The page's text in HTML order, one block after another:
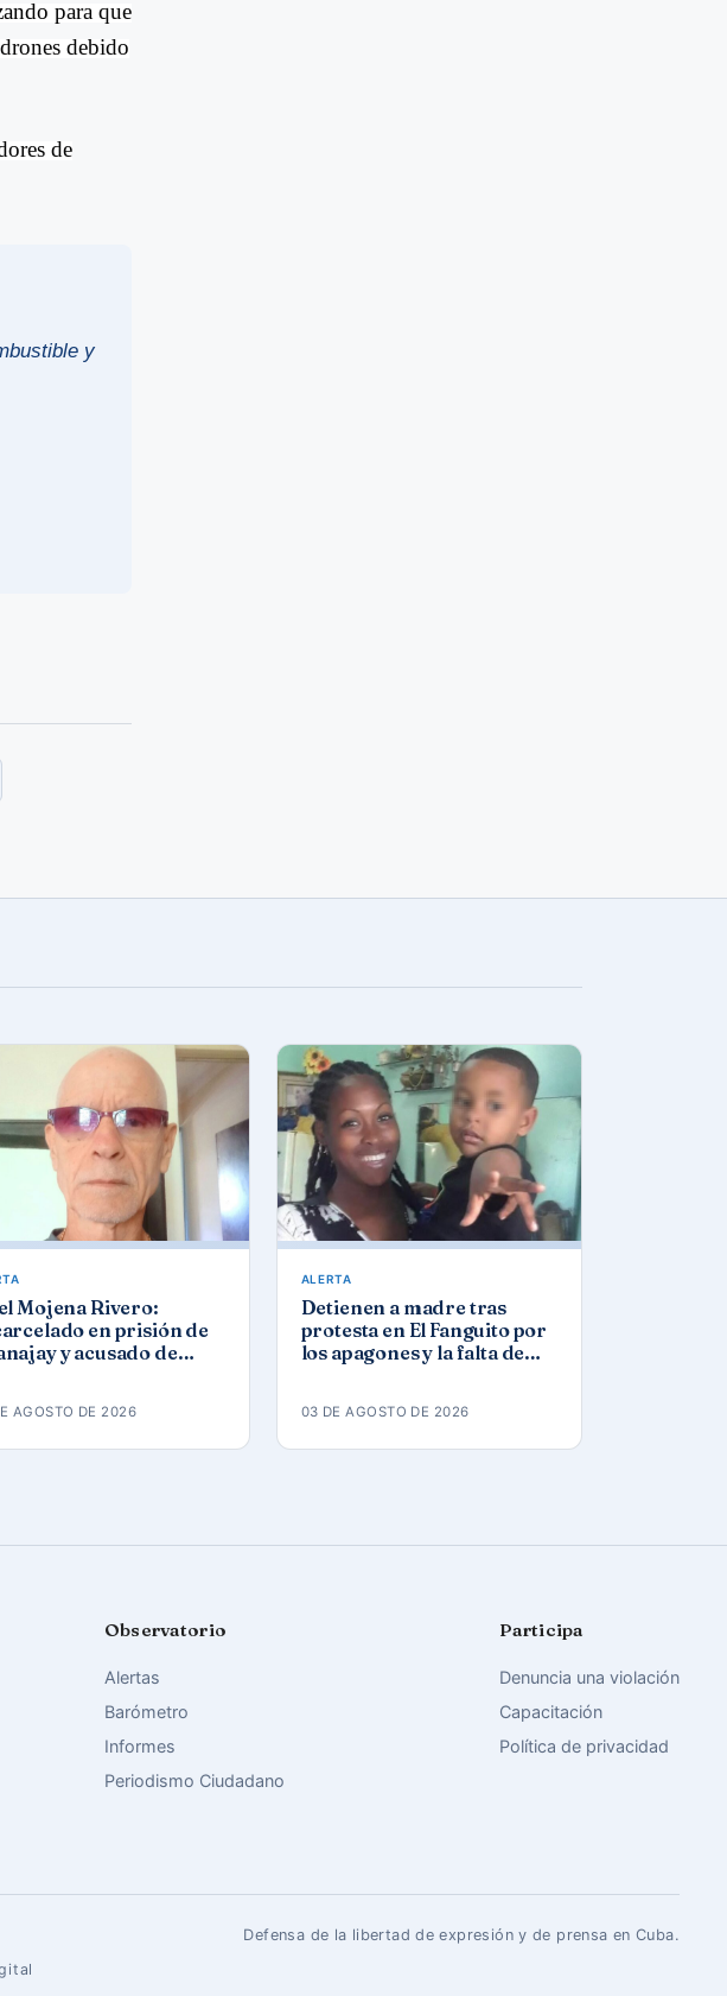
para que
debido
de
y
Mojena Rivero:
en prisión de
y acusado de
AGOSTO DE 2026
ALERTA
Detienen a madre tras
protesta en El Fanguito por
los apagones y la falta de
03 DE AGOSTO DE 2026
Observatorio
Alertas
Barómetro
Informes
Periodismo Ciudadano
Participa
Denuncia una violación
Capacitación
Política de privacidad
Defensa de la libertad de expresión y de prensa en Cuba.